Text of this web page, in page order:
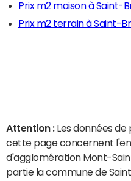
Prix m2 maison à Saint-
Prix m2 terrain à Saint-
Attention : Les données
cette page concernent
d'agglomération Mont-
partie la commune de